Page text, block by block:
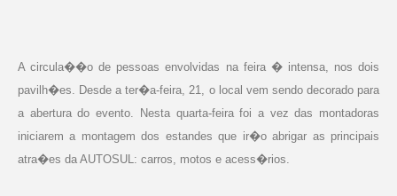
A circula��o de pessoas envolvidas na feira � intensa, nos dois
pavilh�es. Desde a ter�a-feira, 21, o local vem sendo decorado para
a abertura do evento. Nesta quarta-feira foi a vez das montadoras
iniciarem a montagem dos estandes que ir�o abrigar as principais
atra�es da AUTOSUL: carros, motos e acess�rios.